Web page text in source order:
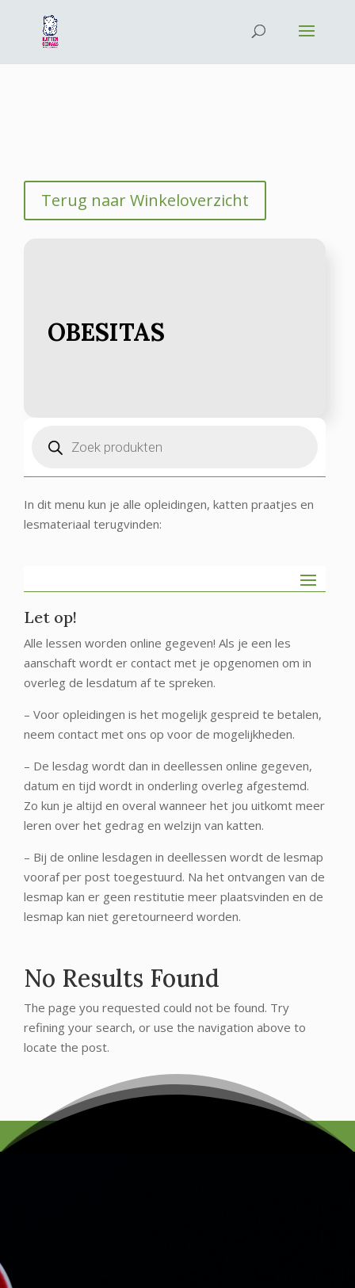
Terug naar Winkeloverzicht
OBESITAS
zoeken
In dit menu kun je alle opleidingen, katten praatjes en
lesmateriaal terugvinden:
Let op!
Alle lessen worden online gegeven! Als je een les
aanschaft wordt er contact met je opgenomen om in
overleg de lesdatum af te spreken.
– Voor opleidingen is het mogelijk gespreid te betalen,
neem contact met ons op voor de mogelijkheden.
– De lesdag wordt dan in deellessen online gegeven,
datum en tijd wordt in onderling overleg afgestemd.
Zo kun je altijd en overal wanneer het jou uitkomt meer
leren over het gedrag en welzijn van katten.
– Bij de online lesdagen in deellessen wordt de lesmap
vooraf per post toegestuurd. Na het ontvangen van de
lesmap kan er geen restitutie meer plaatsvinden en de
lesmap kan niet geretourneerd worden.
No Results Found
The page you requested could not be found. Try
refining your search, or use the navigation above to
locate the post.